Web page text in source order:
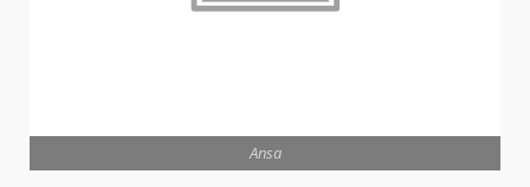
Ansa